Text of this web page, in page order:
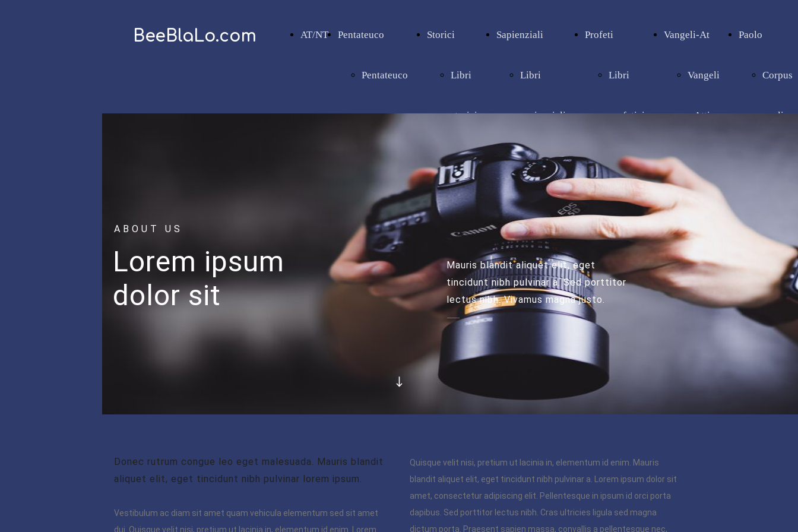
AT/NT Pentateuco
Pentateuco
Storici
Libri
storici
Sapienziali
Libri
sapienziali
Profeti
Libri
profetici
Vangeli-At
Vangeli
e Atti
Paolo
Corpus
paolino
BeeBlaLo.com
ABOUT US
Lorem ipsum
dolor sit
Mauris blandit aliquet elit, eget
tincidunt nibh pulvinar a. Sed porttitor
lectus nibh. Vivamus magna justo.
Donec rutrum congue leo eget malesuada. Mauris blandit
aliquet elit, eget tincidunt nibh pulvinar lorem ipsum.
Quisque velit nisi, pretium ut lacinia in, elementum id enim. Mauris
blandit aliquet elit, eget tincidunt nibh pulvinar a. Lorem ipsum dolor sit
amet, consectetur adipiscing elit. Pellentesque in ipsum id orci porta
dapibus. Sed porttitor lectus nibh. Cras ultricies ligula sed magna
dictum porta. Praesent sapien massa, convallis a pellentesque nec,
Vestibulum ac diam sit amet quam vehicula elementum sed sit amet
dui. Quisque velit nisi, pretium ut lacinia in, elementum id enim. Lorem